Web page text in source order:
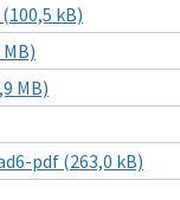
kB)
MB)
pdf (263,0 kB)